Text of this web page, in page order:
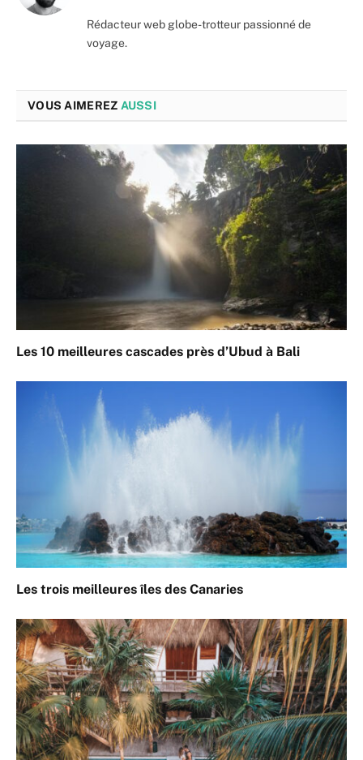
Rédacteur web globe-trotteur passionné de
voyage.
VOUS AIMEREZ AUSSI
Les 10 meilleures cascades près d’Ubud à Bali
Les trois meilleures îles des Canaries